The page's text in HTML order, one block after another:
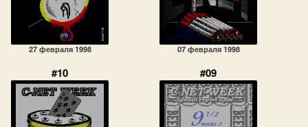
27 февраля 1998 07 февраля 1998
#10 #09